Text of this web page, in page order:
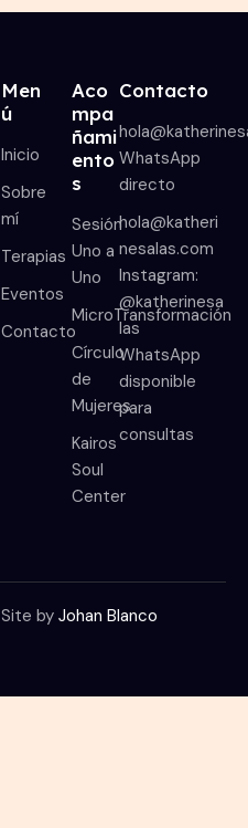
Men
ú
Inicio
Sobre
mí
Terapias
Eventos
Contacto
Aco
mpa
ñami
ento
s
Sesión
Uno a
Uno
MicroTransformación
Círculo
de
Mujeres
Kairos
Soul
Center
Contacto
WhatsApp
directo
hola@katheri
nesalas.com
Instagram:
@katherinesa
las
WhatsApp
disponible
para
consultas
Site by Johan Blanco